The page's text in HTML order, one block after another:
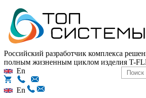
Российский разработчик комплекса
полным жизненным циклом изделия T-
En
En